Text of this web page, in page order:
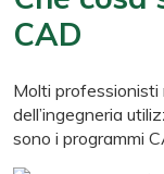
CAD
Molti professionisti
dell’ingegneria
sono i programmi